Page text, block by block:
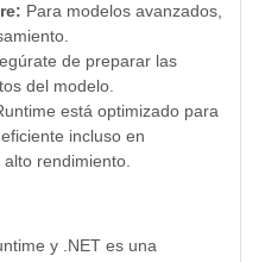
Para modelos avanzados,
de preparar las
del modelo.
está optimizado para
incluso en
rendimiento.
y .NET es una